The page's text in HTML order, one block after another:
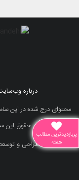
درباره
محتوای درج شده در این
تمامی حقوق این
طراحی و
پربازدیدترین مطالب
هفته